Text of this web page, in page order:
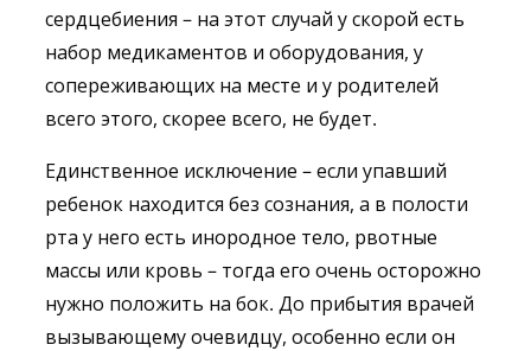
сердцебиения – на этот случай у скорой есть
набор медикаментов и оборудования, у
сопереживающих на месте и у родителей
всего этого, скорее всего, не будет.
Единственное исключение – если упавший
ребенок находится без сознания, а в полости
рта у него есть инородное тело, рвотные
массы или кровь – тогда его очень осторожно
нужно положить на бок. До прибытия врачей
вызывающему очевидцу, особенно если он